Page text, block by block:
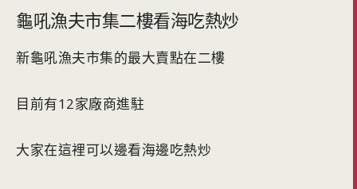
龜吼漁夫市集二樓看海吃熱炒
新龜吼漁夫市集的最大賣點在二樓
目前有12家廠商進駐
大家在這裡可以邊看海邊吃熱炒